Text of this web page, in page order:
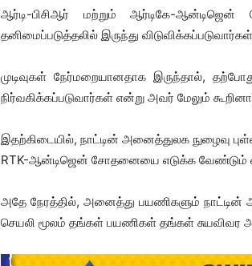
ஆர்டி-பிசிஆர் மற்றும் ஆர்டிகே-
தனிமைப்படுத்தலில் இருந்து
முடிவுகள் நேர்மறையானதாக இருந்தால்,
நிர்வகிக்கப்படுவார்கள் என்று அவர் மேலும்
இதற்கிடையில், நாட்டின் அனைத்துலக நுழைவு
RTK-ஆன்டிஜென் சோதனையை எடுக்க வேண்டும்
அதே நேரத்தில், அனைத்து பயணிகளும் நாட்டின்
செயலி மூலம் தங்கள் பயணிகள் தங்கள் சுயவிவர